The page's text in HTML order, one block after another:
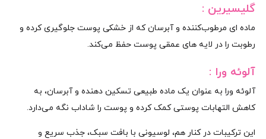
گلیسیرین :
ماده‌ ای مرطوب‌کننده و آبرسان که از خشکی پوست جلوگیری کرده و
رطوبت را در لایه‌ های عمقی پوست حفظ می‌کند.
آلوئه‌ ورا :
آلوئه‌ ورا به‌ عنوان یک ماده طبیعی تسکین‌ دهنده و آبرسان، به
کاهش التهابات پوستی کمک کرده و پوست را شاداب نگه می‌دارد.
این ترکیبات در کنار هم، لوسیونی با بافت سبک، جذب سریع و